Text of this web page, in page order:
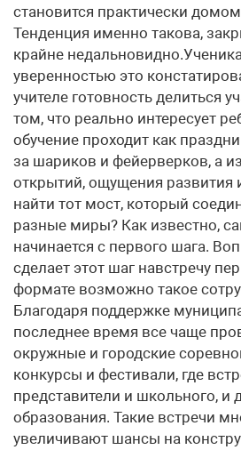
становится практически
Тенденция именно такова,
крайне
уверенностью это
учителе готовность делиться
том, что реально интересует
обучение проходит как
за шариков и фейерверков, а
открытий, ощущения развития
найти тот мост, который
разные миры? Как известно,
начинается с первого шага.
сделает этот шаг навстречу
формате возможно такое
Благодаря поддержке
последнее время все чаще
окружные и городские
конкурсы и фестивали, где
представители и школьного, и
образования. Такие встречи
увеличивают шансы на